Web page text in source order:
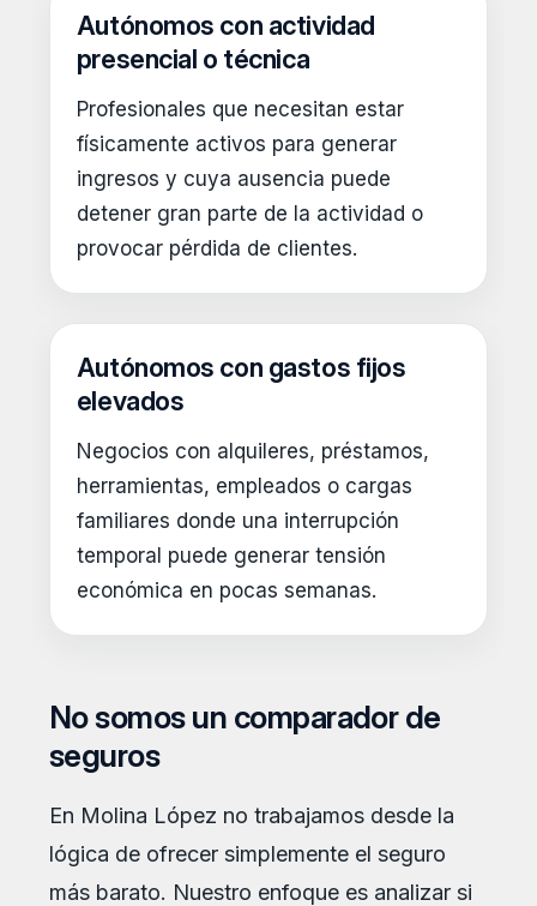
Autónomos con actividad
presencial o técnica
Profesionales que necesitan estar
físicamente activos para generar
ingresos y cuya ausencia puede
detener gran parte de la actividad o
provocar pérdida de clientes.
Autónomos con gastos fijos
elevados
Negocios con alquileres, préstamos,
herramientas, empleados o cargas
familiares donde una interrupción
temporal puede generar tensión
económica en pocas semanas.
No somos un comparador de
seguros
En Molina López no trabajamos desde la
lógica de ofrecer simplemente el seguro
más barato. Nuestro enfoque es analizar si